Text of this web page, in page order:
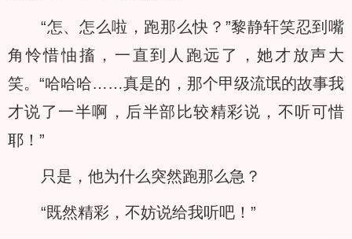
“怎、怎么啦，跑那么快？”黎静轩笑忍到嘴
角怜惜怞搐，一直到人跑远了，她才放声大
笑。“哈哈哈……真是的，那个甲级流氓的故事我
才说了一半啊，后半部比较精彩说，不听可惜
耶！”
只是，他为什么突然跑那么急？
“既然精彩，不妨说给我听吧！”